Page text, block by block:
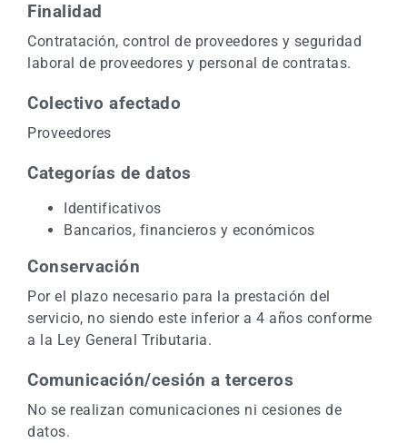
Finalidad
Contratación, control de proveedores y seguridad
laboral de proveedores y personal de contratas.
Colectivo afectado
Proveedores
Categorías de datos
Identificativos
Bancarios, financieros y económicos
Conservación
Por el plazo necesario para la prestación del
servicio, no siendo este inferior a 4 años conforme
a la Ley General Tributaria.
Comunicación/cesión a terceros
No se realizan comunicaciones ni cesiones de
datos.